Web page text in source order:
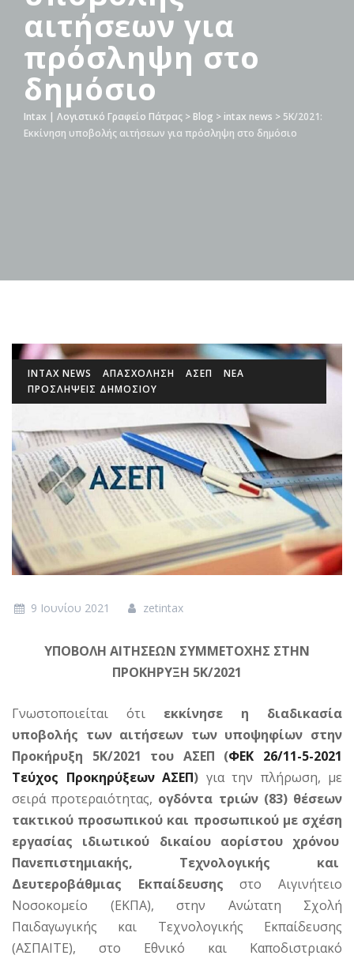
αιτήσεων για
πρόσληψη στο
δημόσιο
Intax | Λογιστικό Γραφείο Πάτρας > Blog > intax news > 5Κ/2021:
Εκκίνηση υποβολής αιτήσεων για πρόσληψη στο δημόσιο
INTAX NEWS ΑΠΑΣΧΟΛΗΣΗ ΑΣΕΠ
ΝΕΑ
ΠΡΟΣΛΉΨΕΙΣ ΔΗΜΟΣΊΟΥ
9 Ιουνίου 2021 zetintax
ΥΠΟΒΟΛΗ ΑΙΤΗΣΕΩΝ ΣΥΜΜΕΤΟΧΗΣ ΣΤΗΝ
ΠΡΟΚΗΡΥΞΗ 5Κ/2021
Γνωστοποιείται ότι εκκίνησε η διαδικασία
υποβολής των αιτήσεων των υποψηφίων στην
Προκήρυξη 5Κ/2021 του ΑΣΕΠ (ΦΕΚ 26/11-5-2021
Τεύχος Προκηρύξεων ΑΣΕΠ) για την πλήρωση, με
σειρά προτεραιότητας, ογδόντα τριών (83) θέσεων
τακτικού προσωπικού και προσωπικού με σχέση
εργασίας ιδιωτικού δικαίου αορίστου χρόνου
Πανεπιστημιακής, Τεχνολογικής και
Δευτεροβάθμιας Εκπαίδευσης στο Αιγινήτειο
Νοσοκομείο (ΕΚΠΑ), στην Ανώτατη Σχολή
Παιδαγωγικής και Τεχνολογικής Εκπαίδευσης
(ΑΣΠΑΙΤΕ), στο Εθνικό και Καποδιστριακό